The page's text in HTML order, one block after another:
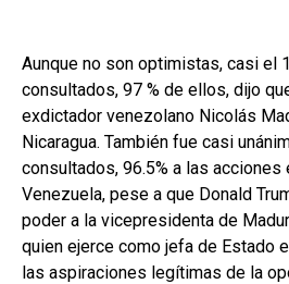
Aunque no son optimistas, casi el
consultados, 97 % de ellos, dijo
exdictador venezolano Nicolás
Nicaragua. También fue casi
consultados, 96.5% a las
Venezuela, pese a que Donald
poder a la vicepresidenta de
quien ejerce como jefa de Estado
las aspiraciones legítimas de la